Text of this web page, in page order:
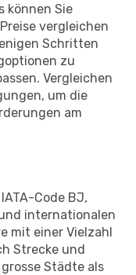
können Sie
vergleichen
Schritten
zu
Vergleichen
um die
am
Code BJ,
internationalen
mit einer Vielzahl
Strecke und
Städte als